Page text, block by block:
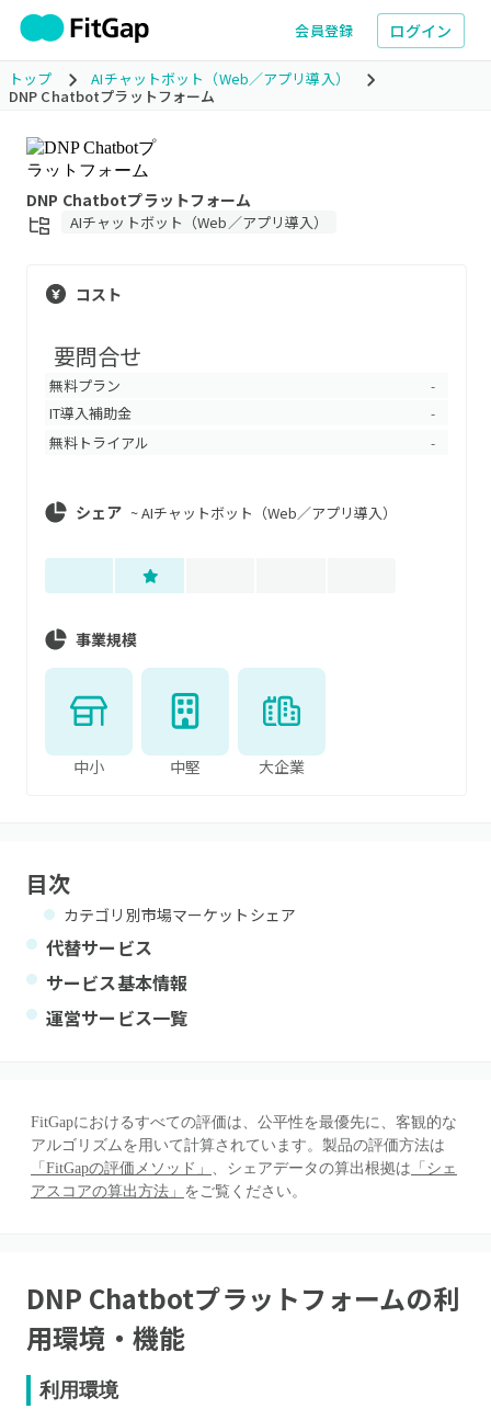
会員登録 ログイン
トップ
AIチャットボット（Web／アプリ導入）
DNP Chatbotプラットフォーム
DNP Chatbotプラットフォーム
AIチャットボット（Web／アプリ導入）
コスト
要問合せ
無料プラン -
IT導入補助金 -
無料トライアル -
シェア ~AIチャットボット（Web／アプリ導入）
事業規模
中小 中堅 大企業
目次
カテゴリ別市場マーケットシェア
代替サービス
サービス基本情報
運営サービス一覧
FitGapにおけるすべての評価は、公平性を最優先に、客観的な
アルゴリズムを用いて計算されています。製品の評価方法は
「FitGapの評価メソッド」 、シェアデータの算出根拠は 「シェ
アスコアの算出方法」 をご覧ください。
DNP Chatbotプラットフォームの利
用環境・機能
利用環境